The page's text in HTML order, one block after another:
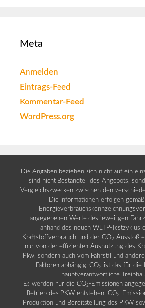
Meta
Anmelden
Eintrags-Feed
Kommentar-Feed
WordPress.org
Die Angaben beziehen sich nicht auf ein
sind nicht Bestandteil des Angebots,
Vergleichszwecken zwischen den
Die Informationen erfolgen
angegebenen Werte des jeweiligen
anhand des neuen WLTP-Testzyklus
Kraftstoffverbrauch und der CO2 -Ausstoß
nur von der effizienten Ausnutzung des
Pkw, sondern auch vom Fahrstil und
Faktoren abhängig. CO2 ist das für die
hauptverantwortliche
Es werden nur die CO2 -Emissionen
Betrieb des PKW entstehen. CO2 -
Produktion und Bereitstellung des PKW